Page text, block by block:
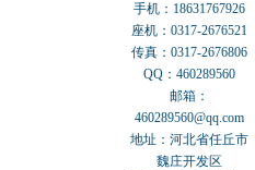
手机：18631767926
座机：0317-2676521
传真：0317-2676806
QQ：460289560
邮箱：
460289560@qq.com
地址：河北省任丘市
魏庄开发区